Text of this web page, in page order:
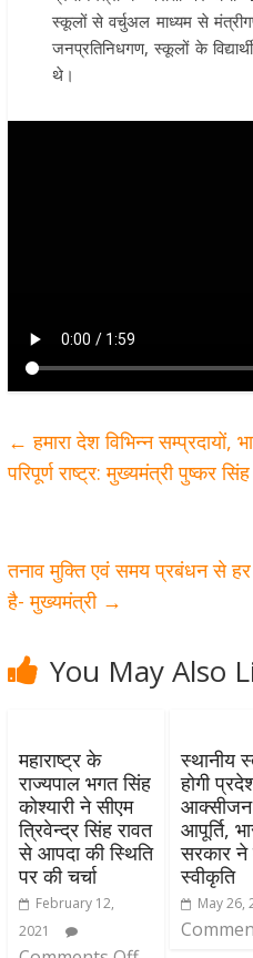
स्कूलों से वर्चुअल माध्यम से
जनप्रतिनिधगण, स्कूलों के
थे।
← हमारा देश विभिन्न सम्प्रदायों,
परिपूर्ण राष्ट्र: मुख्यमंत्री पुष्कर सिंह
तनाव मुक्ति एवं समय प्रबंधन से हर
है- मुख्यमंत्री →
You May Also
महाराष्ट्र के
राज्यपाल भगत सिंह
कोश्यारी ने सीएम
त्रिवेन्द्र सिंह रावत
से आपदा की स्थिति
पर की चर्चा
February 12,
2021
स्थानीय
होगी
आपूर्ति,
सरकार ने
स्वीकृति
May 26,